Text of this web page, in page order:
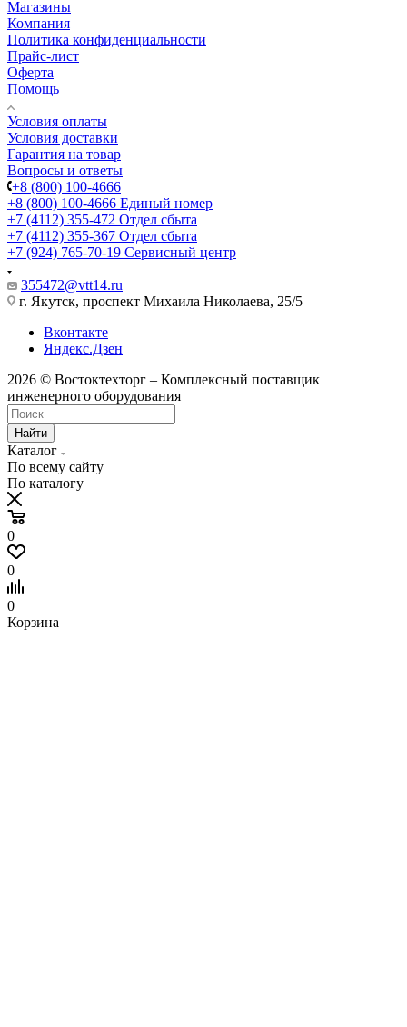
Магазины
Компания
Политика конфиденциальности
Прайс-лист
Оферта
Помощь
Условия оплаты
Условия доставки
Гарантия на товар
Вопросы и ответы
+8 (800) 100-4666
+8 (800) 100-4666 Единый номер
+7 (4112) 355-472 Отдел сбыта
+7 (4112) 355-367 Отдел сбыта
+7 (924) 765-70-19 Сервисный центр
355472@vtt14.ru
г. Якутск, проспект Михаила Николаева, 25/5
Вконтакте
Яндекс.Дзен
2026 © Востоктехторг – Комплексный поставщик
инженерного оборудования
Найти
Каталог
По всему сайту
По каталогу
0
0
0
Корзина